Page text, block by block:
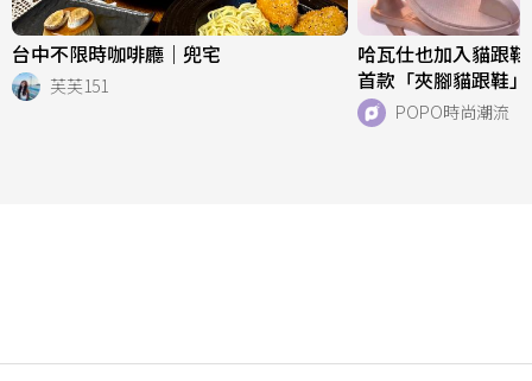
台中不限時咖啡廳｜兜宅
芙芙151
哈瓦仕也加入貓跟
首款「夾腳貓跟鞋
好看、一亮相就爆
POPO時尚潮流